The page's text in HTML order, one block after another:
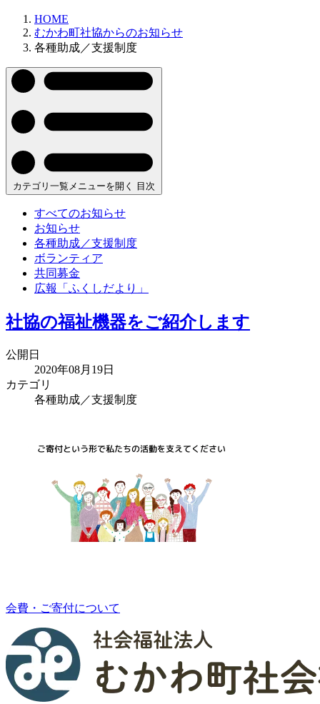
HOME
むかわ町社協からのお知らせ
各種助成／支援制度
カテゴリ一覧メニューを開く 目次
すべてのお知らせ
お知らせ
各種助成／支援制度
ボランティア
共同募金
広報「ふくしだより」
社協の福祉機器をご紹介します
公開日
2020年08月19日
カテゴリ
各種助成／支援制度
会費・ご寄付について